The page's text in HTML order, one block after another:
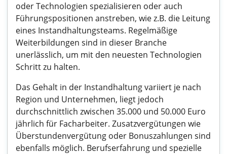
oder Technologien spezialisieren oder auch
Führungspositionen anstreben, wie z.B. die Leitung
eines Instandhaltungsteams. Regelmäßige
Weiterbildungen sind in dieser Branche
unerlässlich, um mit den neuesten Technologien
Schritt zu halten.
Das Gehalt in der Instandhaltung variiert je nach
Region und Unternehmen, liegt jedoch
durchschnittlich zwischen 35.000 und 50.000 Euro
jährlich für Facharbeiter. Zusatzvergütungen wie
Überstundenvergütung oder Bonuszahlungen sind
ebenfalls möglich. Berufserfahrung und spezielle